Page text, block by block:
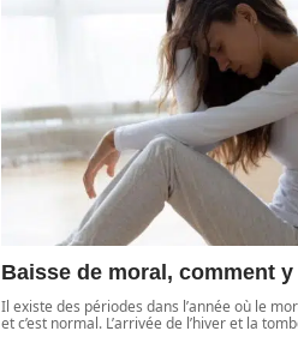
Baisse de moral, comment
Il existe des périodes dans l’année où le
et c’est normal. L’arrivée de l’hiver et la